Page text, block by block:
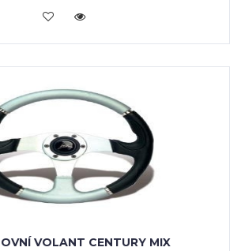
KOUPIT
VOLANT CENTURY MIX